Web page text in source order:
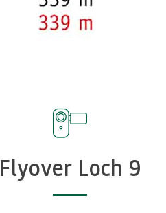
Flyover Loch 9